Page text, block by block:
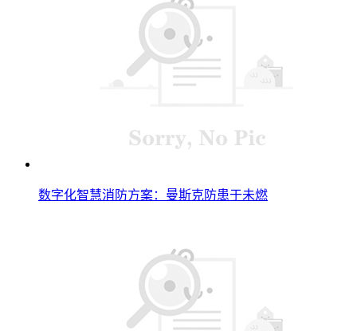
数字化智慧消防方案：曼斯克防患于未燃